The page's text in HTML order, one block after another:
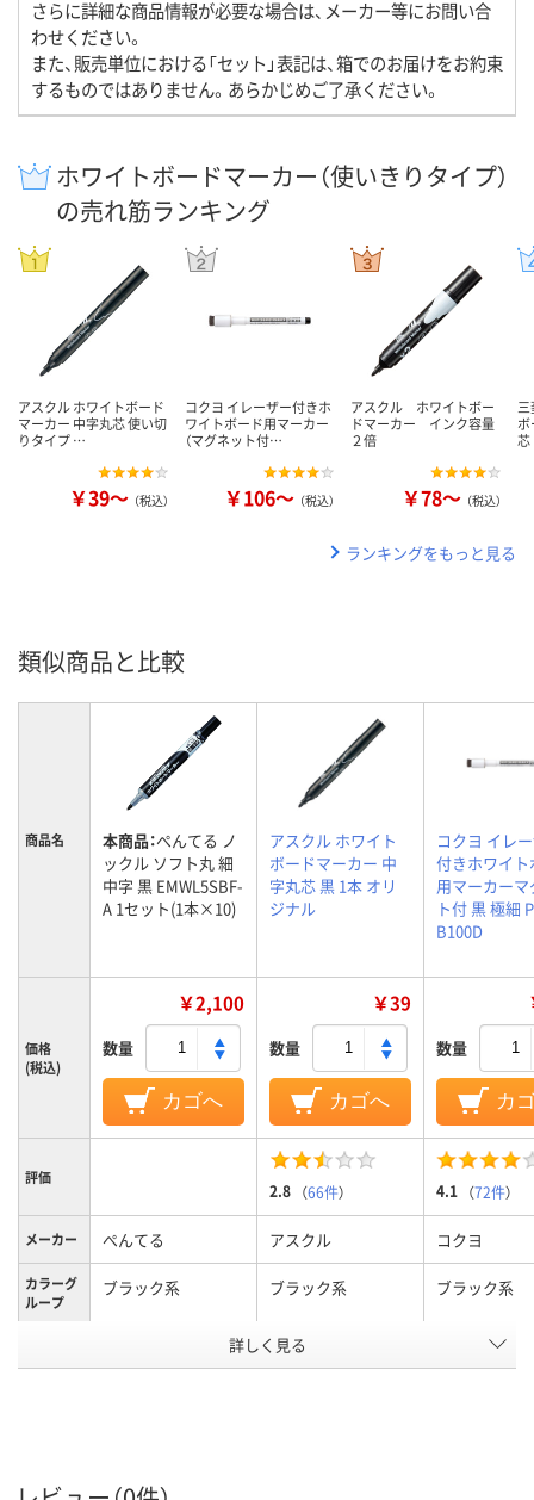
さらに詳細な商品情報が必要な場合は、メーカー等にお問い合
わせください。
また、販売単位における「セット」表記は、箱でのお届けをお約束
するものではありません。あらかじめご了承ください。
ホワイトボードマーカー（使いきりタイプ）
の売れ筋ランキング
アスクル ホワイトボード
マーカー 中字丸芯 使い切
りタイプ …
￥39～ （税込）
コクヨ イレーザー付きホ
ワイトボード用マーカー
（マグネット付…
￥106～ （税込）
アスクル ホワイトボー
ドマーカー インク容量
２倍
￥78～ （税込）
芯
ランキングをもっと見る
類似商品と比較
商品名 本商品：ぺんてる ノ
ックル ソフト丸 細
中字 黒 EMWL5SBF-
A 1セット(1本×10)
アスクル ホワイト
ボードマーカー 中
字丸芯 黒 1本 オリ
ジナル
コクヨ イレ
付きホワイト
用マーカー
ト付 黒 極細
B100D
価格
(税込)
￥2,100
数量
カゴへ
￥39
数量
カゴへ
数量
カ
評価
2.8 （66件） 4.1 （72件）
メーカー ぺんてる アスクル コクヨ
カラーグ
ループ
ブラック系 ブラック系 ブラック系
中字丸芯、中字
ペン先形
丸芯
詳しく見る